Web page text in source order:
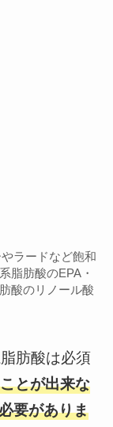
ラードなど飽和
脂肪酸のEPA・
酸のリノール酸
肪酸は必須
とが出来な
要がありま